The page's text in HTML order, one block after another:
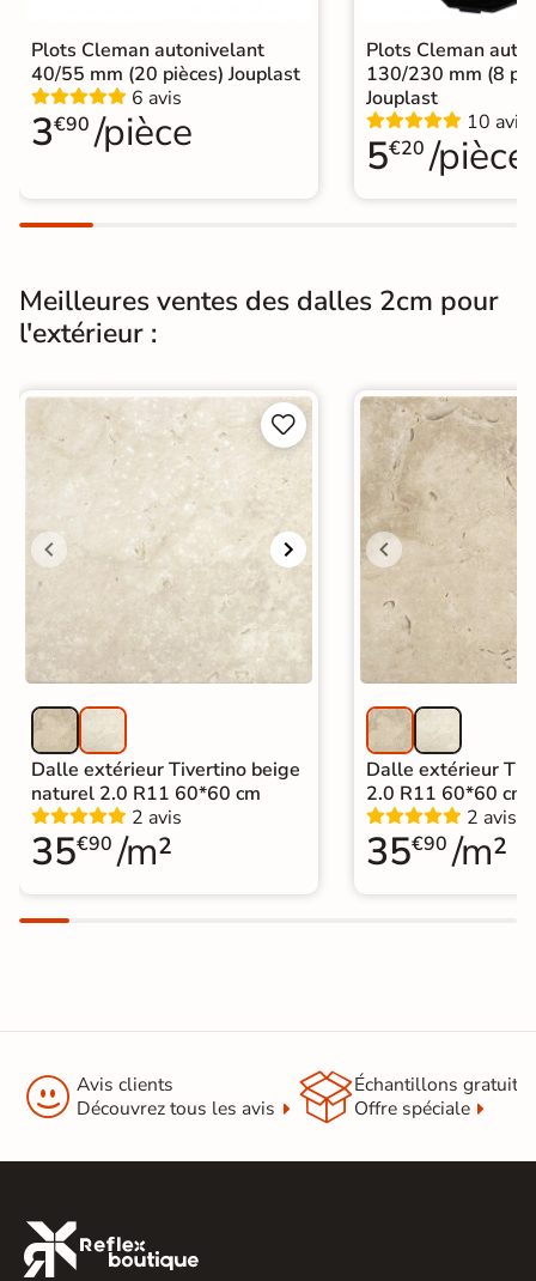
Conditionnement Boite
Choix
A poser sur plot
Normes Certification CE
Type de pose
Pose collée
Pose sur plots
Pose sur plots
Utilisation
5 plots par dalle préconisé par le
fabricant pour une résistance accrue.
Catégories
Carrelage 60x60 Carrelage Blanc
Carrelage sur plot effet pierre|
Dalle travertin
Plots Cleman autonivelant
40/55 mm (20 pièces) Jouplast
6 avis
3€90 /pièce
Plots Cleman
130/230 mm (8
Jouplast
10 avis
5€20 /pièce
Meilleures ventes des dalles 2cm pour
l'extérieur :


Dalle extérieur Tivertino beige
naturel 2.0 R11 60*60 cm
2 avis
35€90 /m²
Dalle extérieur
2.0 R11 60*60 cm
2 avis
35€90 /m²
 Avis clients
Découvrez tous les avis
Échantillons gratuit
Offre spéciale
